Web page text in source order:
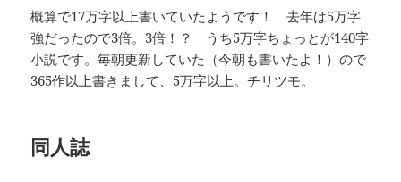
概算で17万字以上書いていたようです！ 去年は5万字
強だったので3倍。3倍！？ うち5万字ちょっとが140字
小説です。毎朝更新していた（今朝も書いたよ！）ので
365作以上書きまして、5万字以上。チリツモ。
同人誌